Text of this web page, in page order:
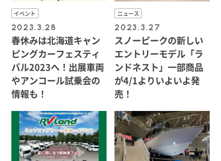
イベント
2023.3.28
春休みは北海道キャン
ピングカーフェスティ
バル2023へ！出展車両
やアンコール試乗会の
情報も！
ニュース
2023.3.27
スノーピークの新しい
エントリーモデル「ラ
ンドネスト」一部商品
が4/1よりいよいよ発
売！